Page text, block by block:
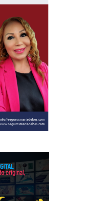
la entrada a todas
gratuita
y el programa
e Internacionales